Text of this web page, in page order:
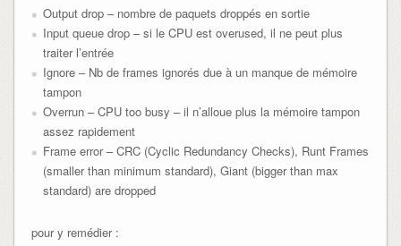
Output drop – nombre de paquets droppés en sortie
Input queue drop – si le CPU est overused, il ne peut plus
traiter l’entrée
Ignore – Nb de frames ignorés due à un manque de mémoire
tampon
Overrun – CPU too busy – il n’alloue plus la mémoire tampon
assez rapidement
Frame error – CRC (Cyclic Redundancy Checks), Runt Frames
(smaller than minimum standard), Giant (bigger than max
standard) are dropped
pour y remédier :